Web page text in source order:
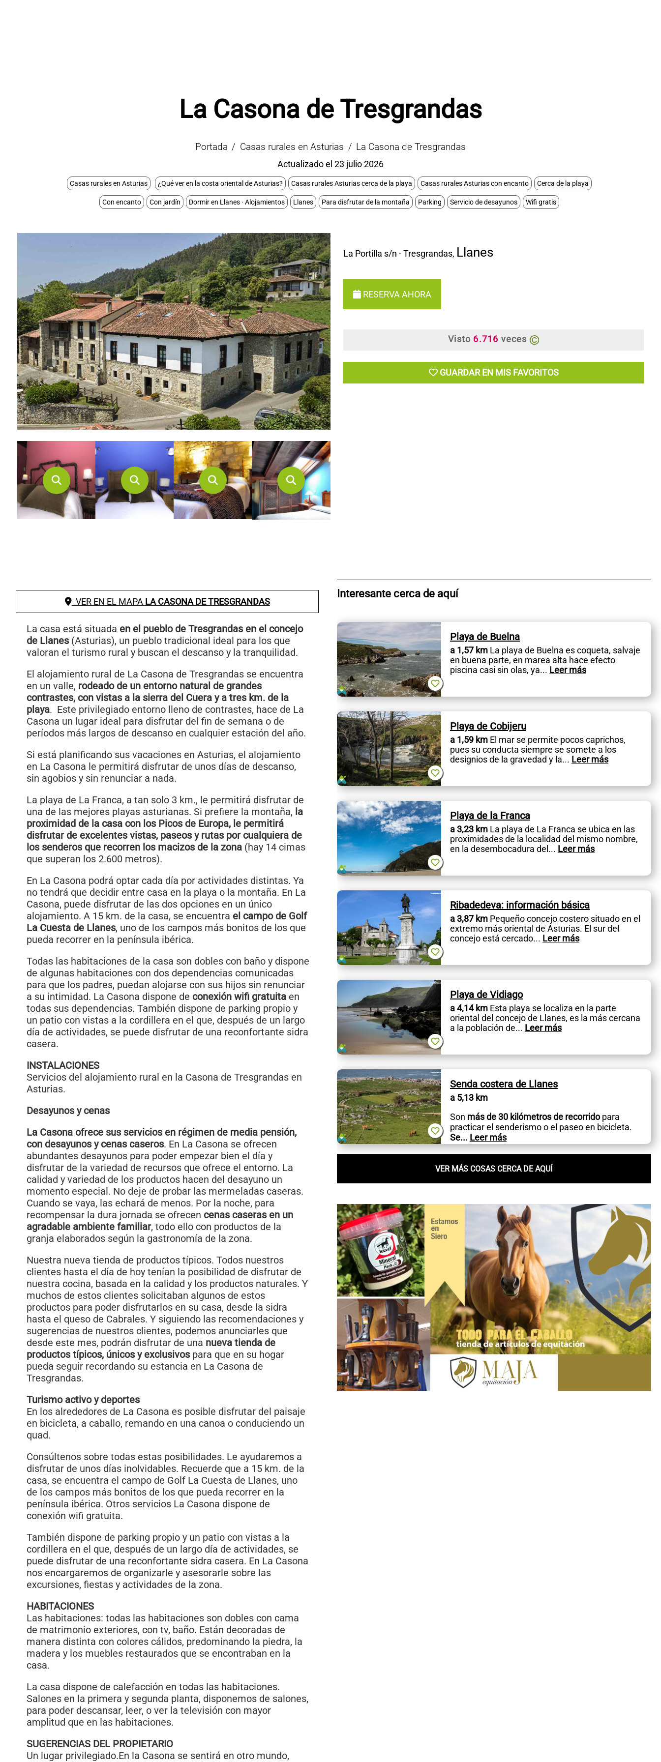
La Casona de Tresgrandas
Portada Casas rurales en Asturias La Casona de Tresgrandas
Actualizado el 23 julio 2026
Casas rurales en Asturias ¿Qué ver en la costa oriental de Asturias? Casas rurales Asturias cerca de la playa Casas rurales Asturias con encanto Cerca de la playa
Con encanto Con jardín Dormir en Llanes · Alojamientos Llanes Para disfrutar de la montaña Parking Servicio de desayunos Wifi gratis
La Portilla s/n - Tresgrandas, Llanes
RESERVA AHORA
Visto 6.716 veces
GUARDAR EN MIS FAVORITOS
VER EN EL MAPA LA CASONA DE TRESGRANDAS
La casa está situada en el pueblo de Tresgrandas en el concejo
de Llanes(Asturias), un pueblo tradicional ideal para los que
valoran el turismo rural y buscan el descanso y la tranquilidad.
El alojamiento rural de La Casona de Tresgrandas se encuentra
en un valle, rodeado de un entorno natural de grandes
contrastes, con vistas a la sierra del Cuera y a tres km. de la
playa. Este privilegiado entorno lleno de contrastes, hace de La
Casona un lugar ideal para disfrutar del fin de semana o de
períodos más largos de descanso en cualquier estación del año.
Si está planificando sus vacaciones en Asturias, el alojamiento
en La Casona le permitirá disfrutar de unos días de descanso,
sin agobios y sin renunciar a nada.
La playa de La Franca, a tan solo 3 km., le permitirá disfrutar de
una de las mejores playas asturianas. Si prefiere la montaña, la
proximidad de la casa con los Picos de Europa, le permitirá
disfrutar de excelentes vistas, paseos y rutas por cualquiera de
los senderos que recorren los macizos de la zona (hay 14 cimas
que superan los 2.600 metros).
En La Casona podrá optar cada día por actividades distintas. Ya
no tendrá que decidir entre casa en la playa o la montaña. En La
Casona, puede disfrutar de las dos opciones en un único
alojamiento. A 15 km. de la casa, se encuentra el campo de Golf
La Cuesta de Llanes, uno de los campos más bonitos de los que
pueda recorrer en la península ibérica.
Todas las habitaciones de la casa son dobles con baño y dispone
de algunas habitaciones con dos dependencias comunicadas
para que los padres, puedan alojarse con sus hijos sin renunciar
a su intimidad. La Casona dispone de conexión wifi gratuita en
todas sus dependencias. También dispone de parking propio y
un patio con vistas a la cordillera en el que, después de un largo
día de actividades, se puede disfrutar de una reconfortante sidra
casera.
INSTALACIONES
Servicios del alojamiento rural en la Casona de Tresgrandas en
Asturias.
Desayunos y cenas
La Casona ofrece sus servicios en régimen de media pensión,
con desayunos y cenas caseros. En La Casona se ofrecen
abundantes desayunos para poder empezar bien el día y
disfrutar de la variedad de recursos que ofrece el entorno. La
calidad y variedad de los productos hacen del desayuno un
momento especial. No deje de probar las mermeladas caseras.
Cuando se vaya, las echará de menos. Por la noche, para
recompensar la dura jornada se ofrecen cenas caseras en un
agradable ambiente familiar, todo ello con productos de la
granja elaborados según la gastronomía de la zona.
Nuestra nueva tienda de productos típicos. Todos nuestros
clientes hasta el día de hoy tenían la posibilidad de disfrutar de
nuestra cocina, basada en la calidad y los productos naturales. Y
muchos de estos clientes solicitaban algunos de estos
productos para poder disfrutarlos en su casa, desde la sidra
hasta el queso de Cabrales. Y siguiendo las recomendaciones y
sugerencias de nuestros clientes, podemos anunciarles que
desde este mes, podrán disfrutar de una nueva tienda de
productos típicos, únicos y exclusivospara que en su hogar
pueda seguir recordando su estancia en La Casona de
Tresgrandas.
Turismo activo y deportes
En los alrededores de La Casona es posible disfrutar del paisaje
en bicicleta, a caballo, remando en una canoa o conduciendo un
quad.
Consúltenos sobre todas estas posibilidades. Le ayudaremos a
disfrutar de unos días inolvidables. Recuerde que a 15 km. de la
casa, se encuentra el campo de Golf La Cuesta de Llanes, uno
de los campos más bonitos de los que pueda recorrer en la
península ibérica. Otros servicios La Casona dispone de
conexión wifi gratuita.
También dispone de parking propio y un patio con vistas a la
cordillera en el que, después de un largo día de actividades, se
puede disfrutar de una reconfortante sidra casera. En La Casona
nos encargaremos de organizarle y asesorarle sobre las
excursiones, fiestas y actividades de la zona.
HABITACIONES
Las habitaciones: todas las habitaciones son dobles con cama
de matrimonio exteriores, con tv, baño. Están decoradas de
manera distinta con colores cálidos, predominando la piedra, la
madera y los muebles restaurados que se encontraban en la
casa.
La casa dispone de calefacción en todas las habitaciones.
Salones en la primera y segunda planta, disponemos de salones,
para poder descansar, leer, o ver la televisión con mayor
amplitud que en las habitaciones.
SUGERENCIAS DEL PROPIETARIO
Un lugar privilegiado.En la Casona se sentirá en otro mundo,
Interesante cerca de aquí
Playa de Buelna
a 1,57 kmLa playa de Buelna es coqueta, salvaje
en buena parte, en marea alta hace efecto
piscina casi sin olas, ya... Leer más
Playa de Cobijeru
a 1,59 kmEl mar se permite pocos caprichos,
pues su conducta siempre se somete a los
designios de la gravedad y la... Leer más
Playa de la Franca
a 3,23 kmLa playa de La Franca se ubica en las
proximidades de la localidad del mismo nombre,
en la desembocadura del ... Leer más
Ribadedeva: información básica
a 3,87 kmPequeño concejo costero situado en el
extremo más oriental de Asturias. El sur del
concejo está cercado... Leer más
Playa de Vidiago
a 4,14 kmEsta playa se localiza en la parte
oriental del concejo de Llanes, es la más cercana
a la población de... Leer más
Senda costera de Llanes
a 5,13 km
Son más de 30 kilómetros de recorridopara
practicar el senderismo o el paseo en bicicleta.
Se... Leer más
VER MÁS COSAS CERCA DE AQUÍ